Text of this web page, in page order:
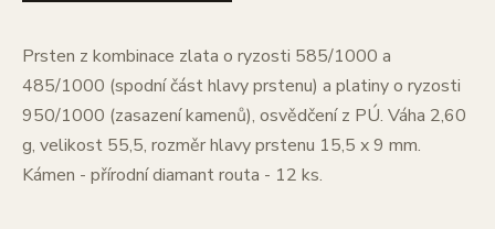
Prsten z kombinace zlata o ryzosti 585/1000 a
485/1000 (spodní část hlavy prstenu) a platiny o ryzosti
950/1000 (zasazení kamenů), osvědčení z PÚ. Váha 2,60
g, velikost 55,5, rozměr hlavy prstenu 15,5 x 9 mm.
Kámen - přírodní diamant routa - 12 ks.